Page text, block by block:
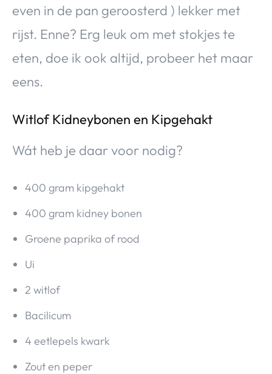
even in de pan geroosterd ) lekker met
rijst. Enne? Erg leuk om met stokjes te
eten, doe ik ook altijd, probeer het maar
eens.
Witlof Kidneybonen en Kipgehakt
Wát heb je daar voor nodig?
400 gram kipgehakt
400 gram kidney bonen
Groene paprika of rood
Ui
2 witlof
Bacilicum
4 eetlepels kwark
Zout en peper